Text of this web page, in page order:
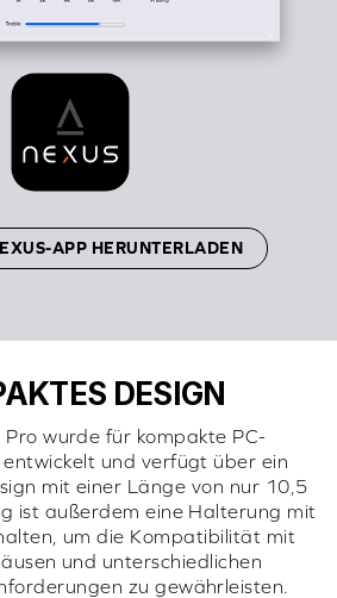
APP HERUNTERLADEN
DESIGN
Pro wurde für kompakte PC-
und verfügt über ein
mit einer Länge von nur 10,5
ist außerdem eine Halterung mit
um die Kompatibilität mit
und unterschiedlichen
zu gewährleisten.